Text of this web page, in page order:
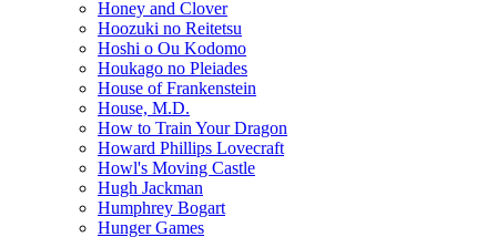
Honey and Clover
Hoozuki no Reitetsu
Hoshi o Ou Kodomo
Houkago no Pleiades
House of Frankenstein
House, M.D.
How to Train Your Dragon
Howard Phillips Lovecraft
Howl's Moving Castle
Hugh Jackman
Humphrey Bogart
Hunger Games